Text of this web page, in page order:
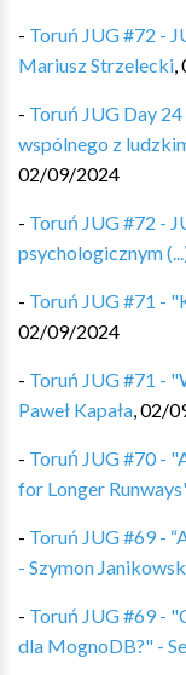
- Toruń JUG #72 -
Mariusz Strzelecki,
- Toruń JUG Day
wspólnego z
02/09/2024
- Toruń JUG #72 -
psychologicznym
- Toruń JUG #71 -
02/09/2024
- Toruń JUG #71 -
Paweł Kapała,02/
- Toruń JUG #70 -
for Longer
- Toruń JUG #69 -
- Szymon
- Toruń JUG #69 -
dla MognoDB?" -